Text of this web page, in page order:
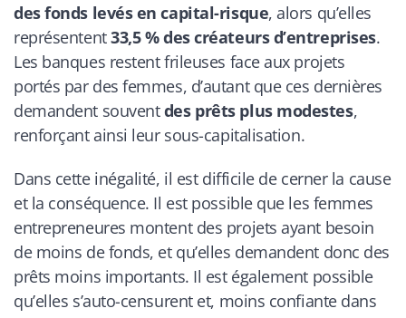
des fonds levés en capital-risque, alors qu’elles
représentent33,5 % des créateurs d’entreprises.
Les banques restent frileuses face aux projets
portés par des femmes, d’autant que ces dernières
demandent souventdes prêts plus modestes,
renforçant ainsi leur sous-capitalisation.
Dans cette inégalité, il est difficile de cerner la cause
et la conséquence. Il est possible que les femmes
entrepreneures montent des projets ayant besoin
de moins de fonds, et qu’elles demandent donc des
prêts moins importants. Il est également possible
qu’elles s’auto-censurent et, moins confiante dans